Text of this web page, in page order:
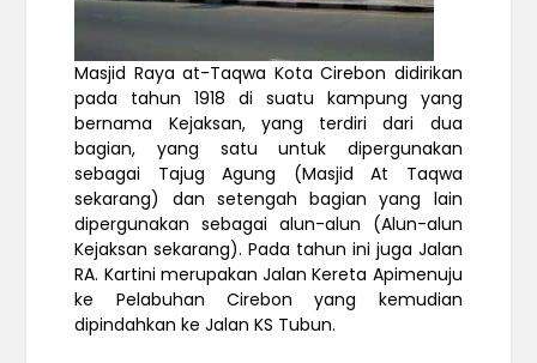
Masjid Raya at-Taqwa Kota Cirebon didirikan
pada tahun 1918 di suatu kampung yang
bernama Kejaksan, yang terdiri dari dua
bagian, yang satu untuk dipergunakan
sebagai Tajug Agung (Masjid At Taqwa
sekarang) dan setengah bagian yang lain
dipergunakan sebagai alun-alun (Alun-alun
Kejaksan sekarang). Pada tahun ini juga Jalan
RA. Kartini merupakan Jalan Kereta Apimenuju
ke Pelabuhan Cirebon yang kemudian
dipindahkan ke Jalan KS Tubun.